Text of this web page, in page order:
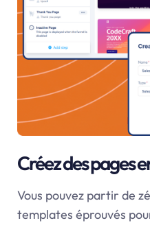
Créez des pages
Vous pouvez partir de
templates éprouvés